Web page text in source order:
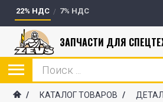
22% НДС 7% НДС
ЗАПЧАСТИ ДЛЯ
/ КАТАЛОГ ТОВАРОВ /